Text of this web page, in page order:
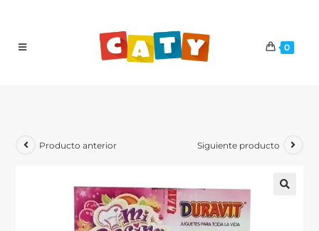
0
Producto anterior Siguiente producto